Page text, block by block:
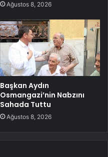
Ağustos 8, 2026
Başkan Aydın
Osmangazi’nin Nabzını
Sahada Tuttu
Ağustos 8, 2026